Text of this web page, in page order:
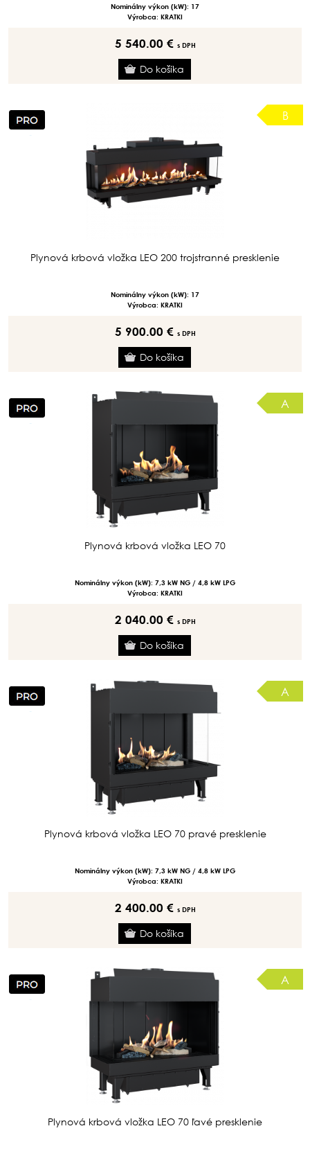
Nominálny výkon (kW): 17
Výrobca: KRATKI
5 540.00 € s DPH
B
Plynová krbová vložka LEO 200 trojstranné presklenie
Nominálny výkon (kW): 17
Výrobca: KRATKI
5 900.00 € s DPH
A
Plynová krbová vložka LEO 70
Nominálny výkon (kW): 7,3 kW NG / 4,8 kW LPG
Výrobca: KRATKI
2 040.00 € s DPH
A
Plynová krbová vložka LEO 70 pravé presklenie
Nominálny výkon (kW): 7,3 kW NG / 4,8 kW LPG
Výrobca: KRATKI
2 400.00 € s DPH
A
Plynová krbová vložka LEO 70 ľavé presklenie